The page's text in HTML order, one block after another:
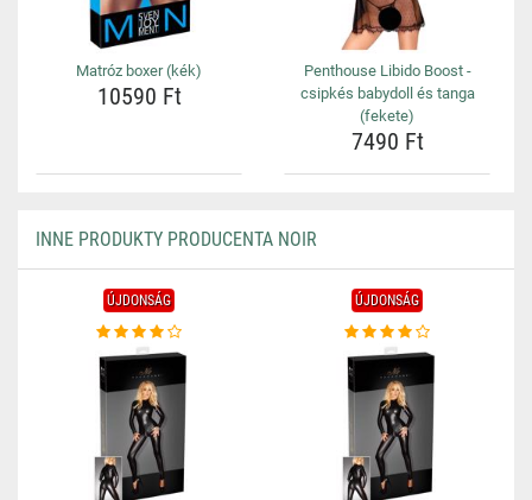
Matróz boxer (kék)
10590 Ft
Penthouse Libido Boost -
csipkés babydoll és tanga
(fekete)
7490 Ft
INNE PRODUKTY PRODUCENTA NOIR
ÚJDONSÁG ÚJDONSÁG